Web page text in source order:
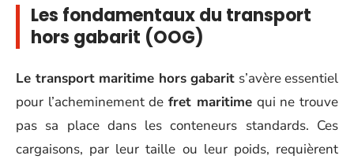
Les fondamentaux du transport
hors gabarit (OOG)
Le transport maritime hors gabarit s’avère essentiel
pour l’acheminement defret maritimequi ne trouve
pas sa place dans les conteneurs standards. Ces
cargaisons, par leur taille ou leur poids, requièrent